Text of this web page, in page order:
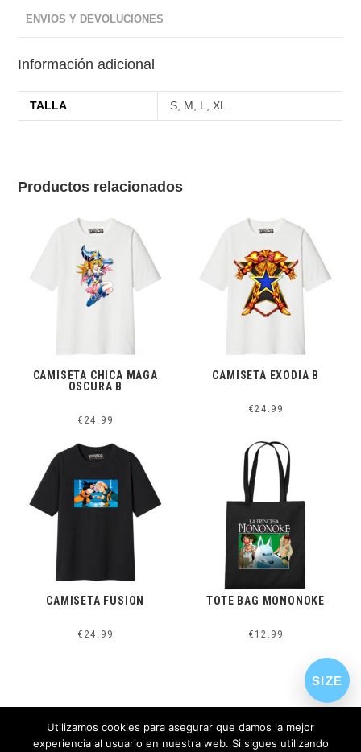
ENVIOS Y DEVOLUCIONES
Información adicional
TALLA S, M, L, XL
Productos relacionados
CAMISETA CHICA MAGA
OSCURA B
€ 24.99
CAMISETA EXODIA B
€24.99
CAMISETA FUSION
€ 24.99
TOTE BAG MONONOKE
€ 12.99
SIZE
Utilizamos cookies para asegurar que damos la mejor
experiencia al usuario en nuestra web. Si sigues utilizando